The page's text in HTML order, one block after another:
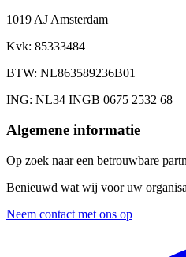
1019 AJ Amsterdam
Kvk: 85333484
BTW: NL863589236B01
ING: NL34 INGB 0675 2532 68
Algemene informatie
Op zoek naar een betrouwbare
Benieuwd wat wij voor uw
Neem contact met ons op